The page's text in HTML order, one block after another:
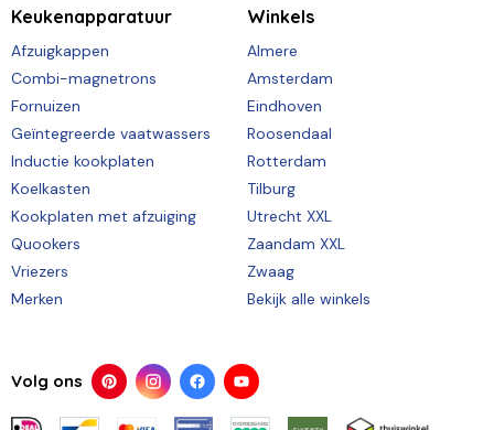
Keukenapparatuur
Afzuigkappen
Combi-magnetrons
Fornuizen
Geïntegreerde vaatwassers
Inductie kookplaten
Koelkasten
Kookplaten met afzuiging
Quookers
Vriezers
Merken
Winkels
Almere
Amsterdam
Eindhoven
Roosendaal
Rotterdam
Tilburg
Utrecht XXL
Zaandam XXL
Zwaag
Bekijk alle winkels
Volg ons